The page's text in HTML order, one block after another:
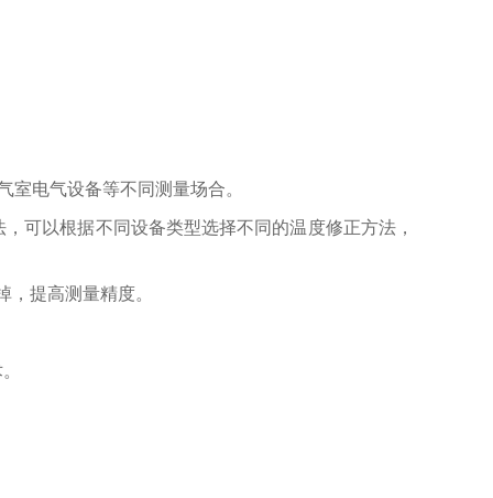
电气设备等不同测量场合。
以根据不同设备类型选择不同的温度修正方法，
提高测量精度。